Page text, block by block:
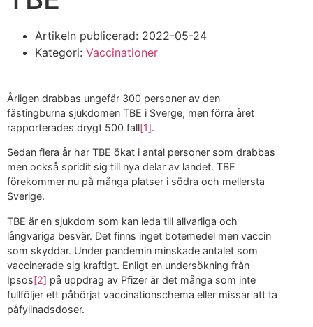
Artikeln publicerad: 2022-05-24
Kategori: Vaccinationer
Årligen drabbas ungefär 300 personer av den
fästingburna sjukdomen TBE i Sverge, men förra året
rapporterades drygt 500 fall[1].
Sedan flera år har TBE ökat i antal personer som drabbas
men också spridit sig till nya delar av landet. TBE
förekommer nu på många platser i södra och mellersta
Sverige.
TBE är en sjukdom som kan leda till allvarliga och
långvariga besvär. Det finns inget botemedel men vaccin
som skyddar. Under pandemin minskade antalet som
vaccinerade sig kraftigt. Enligt en undersökning från
Ipsos[2] på uppdrag av Pfizer är det många som inte
fullföljer ett påbörjat vaccinationschema eller missar att ta
påfyllnadsdoser.